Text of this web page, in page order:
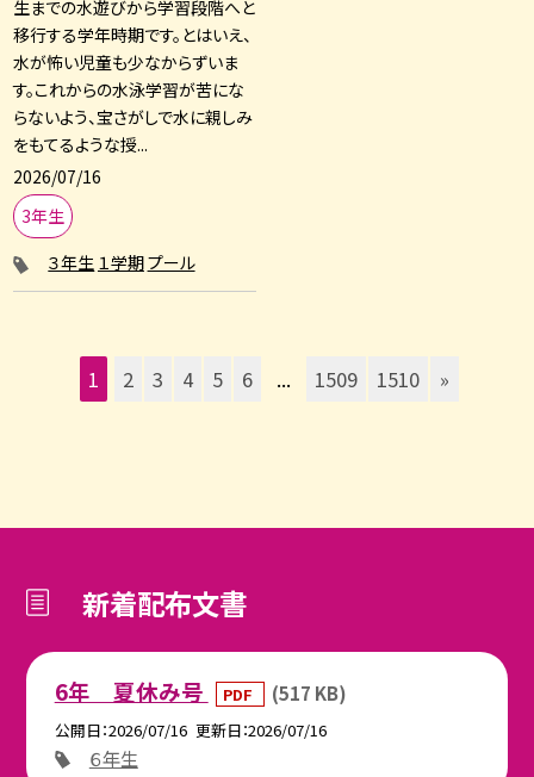
生までの水遊びから学習段階へと
移行する学年時期です。とはいえ、
水が怖い児童も少なからずいま
す。これからの水泳学習が苦にな
らないよう、宝さがしで水に親しみ
をもてるような授...
2026/07/16
3年生
３年生 １学期プール
1 2 3 4 5 6 ... 1509 1510 »
新着配布文書
6年 夏休み号 PDF (517 KB)
公開日 2026/07/16 更新日 2026/07/16
６年生